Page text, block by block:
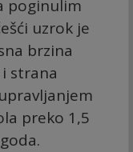
poginulim
uzrok je
brzina
strana
preko 1,5